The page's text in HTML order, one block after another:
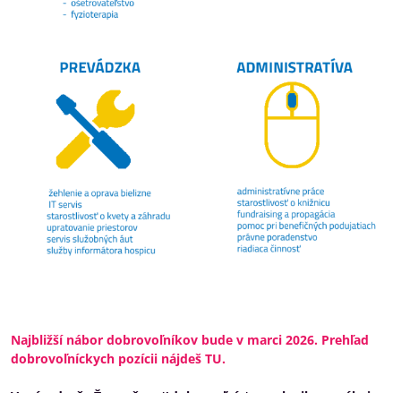
Najbližší nábor dobrovoľníkov bude v marci 2026. Prehľad
dobrovoľníckych pozícii nájdeš TU.